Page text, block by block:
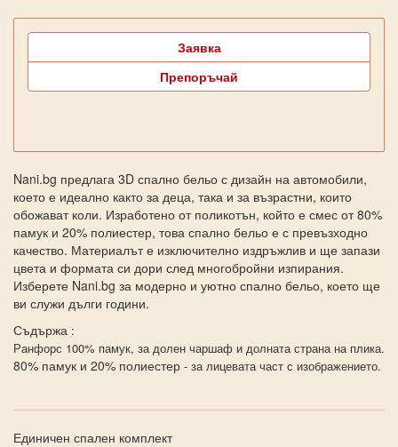
Заявка
Препоръчай
Nani.bg предлага 3D спално бельо с дизайн на автомобили,
което е идеално както за деца, така и за възрастни, които
обожават коли. Изработено от поликотън, който е смес от 80%
памук и 20% полиестер, това спално бельо е с превъзходно
качество. Материалът е изключително издръжлив и ще запази
цвета и формата си дори след многобройни изпирания.
Изберете Nani.bg за модерно и уютно спално бельо, което ще
ви служи дълги години.
Съдържа :
Ранфорс 100% памук, за долен чаршаф и долната страна на плика.
80% памук и 20% полиестер - за лицевата част с изображението.
Единичен спален комплект